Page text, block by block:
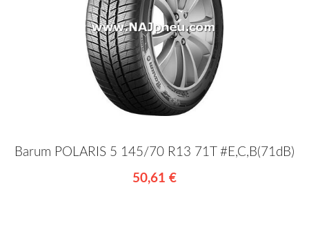
Barum POLARIS 5 145/70 R13 71T #E,C,B(71dB)
50,61 €